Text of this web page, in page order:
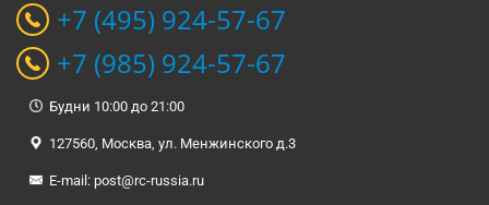
+7 (495) 924-57-67
+7 (985) 924-57-67
Будни 10:00 до 21:00
127560, Москва, ул. Менжинского д.3
E-mail: post@rc-russia.ru